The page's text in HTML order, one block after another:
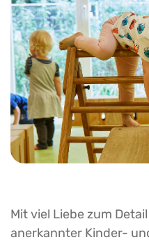
Mit viel Liebe zum
anerkannter Kinder-